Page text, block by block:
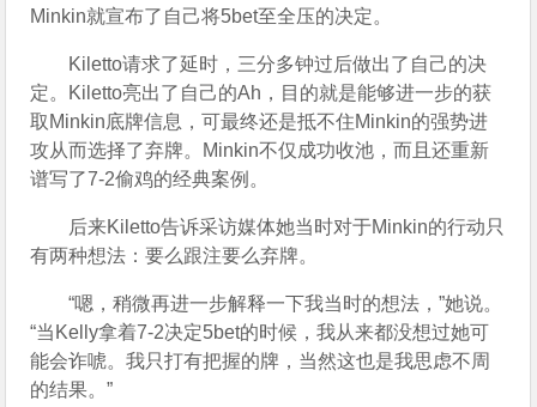
Minkin就宣布了自己将5bet至全压的决定。
Kiletto请求了延时，三分多钟过后做出了自己的决
定。Kiletto亮出了自己的Ah，目的就是能够进一步的获
取Minkin底牌信息，可最终还是抵不住Minkin的强势进
攻从而选择了弃牌。Minkin不仅成功收池，而且还重新
谱写了7-2偷鸡的经典案例。
后来Kiletto告诉采访媒体她当时对于Minkin的行动只
有两种想法：要么跟注要么弃牌。
“嗯，稍微再进一步解释一下我当时的想法，”她说。
“当Kelly拿着7-2决定5bet的时候，我从来都没想过她可
能会诈唬。我只打有把握的牌，当然这也是我思虑不周
的结果。”